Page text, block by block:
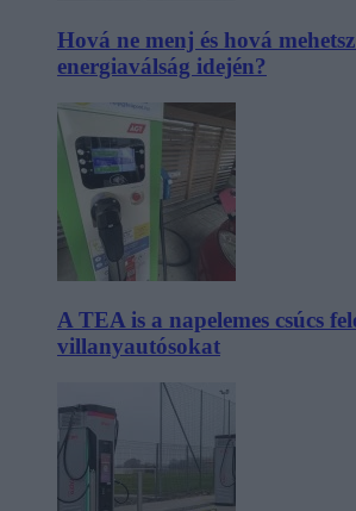
Hová ne menj és hová
energiaválság idején?
A TEA is a napelemes csúcs
villanyautósokat